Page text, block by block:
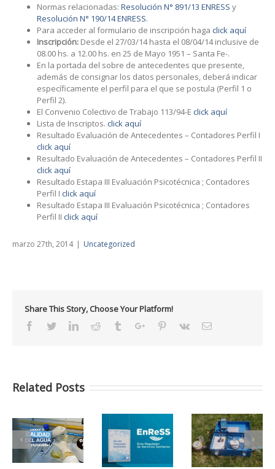
Normas relacionadas: Resolución N° 891/13 ENRESS y
Resolución N° 190/14 ENRESS.
Para acceder al formulario de inscripción haga click aquí
Inscripción: Desde el 27/03/14 hasta el 08/04/14 inclusive de
08.00 hs. a 12.00 hs. en 25 de Mayo 1951 – Santa Fe-.
En la portada del sobre de antecedentes que presente,
además de consignar los datos personales, deberá indicar
específicamente el perfil para el que se postula (Perfil 1 o
Perfil 2).
El Convenio Colectivo de Trabajo 113/94-E click aquí
Lista de Inscriptos. click aquí
Resultado Evaluación de Antecedentes – Contadores Perfil I
click aquí
Resultado Evaluación de Antecedentes – Contadores Perfil II
click aquí
Resultado Estapa III Evaluación Psicotécnica ; Contadores
Perfil I click aquí
Resultado Estapa III Evaluación Psicotécnica ; Contadores
Perfil II click aquí
marzo 27th, 2014 | Uncategorized
Share This Story, Choose Your Platform!
Facebook
TwitterLinkedinReddit TumblrGoogle+Pinterest
Vk Email
Related Posts
15 de Mayo –
Feliz Día del
está para…
Día Mundial
del